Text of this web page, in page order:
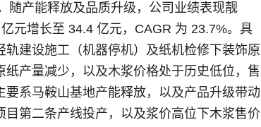
随产能释放及品质升级，公司业绩表现靓
元增长至 34.4 亿元，CAGR 为 23.7%。具
建设施工（机器停机）及纸机检修下装饰原
产量减少，以及木浆价格处于历史低位，售
系马鞍山基地产能释放，以及产品升级带动
第二条产线投产，以及浆价高位下木浆售价